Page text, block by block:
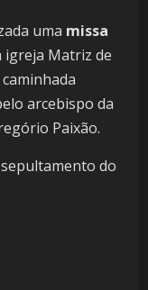
uma missa
igreja Matriz de
arcebispo da
Paixão.
do